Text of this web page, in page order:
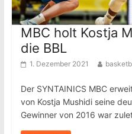
MBC holt Kostja
die BBL
1. Dezember 2021
Der SYNTAINICS MBC
von Kostja Mushidi seine
Gewinner von 2016 war